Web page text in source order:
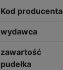
Kod producenta
wydawca
zawartość
pudełka